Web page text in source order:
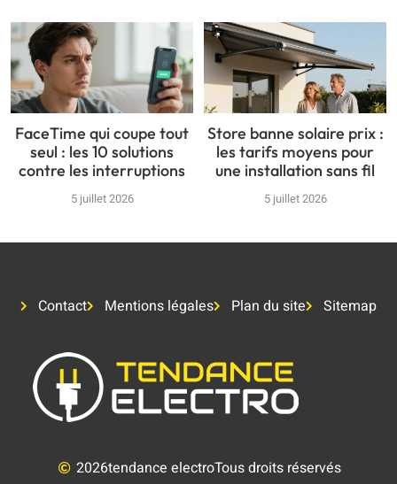
FaceTime qui coupe tout
seul : les 10 solutions
contre les interruptions
5 juillet 2026
Store banne solaire prix :
les tarifs moyens pour
une installation sans fil
5 juillet 2026
Contact Mentions légales Plan du site Sitemap
2026tendance electroTous droits réservés